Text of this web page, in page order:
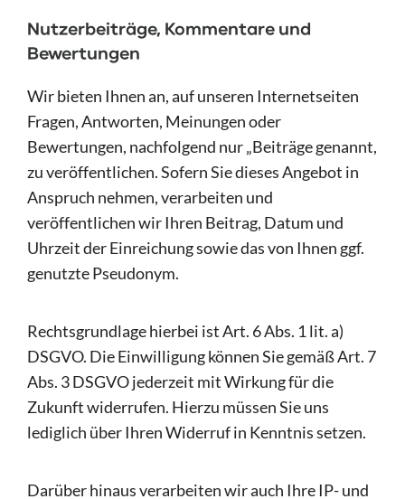
Nutzerbeiträge, Kommentare und
Bewertungen
Wir bieten Ihnen an, auf unseren Internetseiten
Fragen, Antworten, Meinungen oder
Bewertungen, nachfolgend nur „Beiträge genannt,
zu veröffentlichen. Sofern Sie dieses Angebot in
Anspruch nehmen, verarbeiten und
veröffentlichen wir Ihren Beitrag, Datum und
Uhrzeit der Einreichung sowie das von Ihnen ggf.
genutzte Pseudonym.
Rechtsgrundlage hierbei ist Art. 6 Abs. 1 lit. a)
DSGVO. Die Einwilligung können Sie gemäß Art. 7
Abs. 3 DSGVO jederzeit mit Wirkung für die
Zukunft widerrufen. Hierzu müssen Sie uns
lediglich über Ihren Widerruf in Kenntnis setzen.
Darüber hinaus verarbeiten wir auch Ihre IP- und